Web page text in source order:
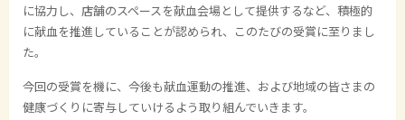
に協力し、店舗のスペースを献血会場として提供するなど、積極的
に献血を推進していることが認められ、このたびの受賞に至りまし
た。
今回の受賞を機に、今後も献血運動の推進、および地域の皆さまの
健康づくりに寄与していけるよう取り組んでいきます。